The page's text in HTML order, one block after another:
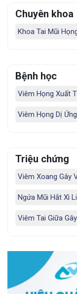
Chuyên khoa
Khoa Tai Mũi
Bệnh học
Viêm Họng Xuất
Viêm Họng Dị Ứng
Triệu chứng
Viêm Xoang Gây
Ngứa Mũi Hắt Xì
Viêm Tai Giữa